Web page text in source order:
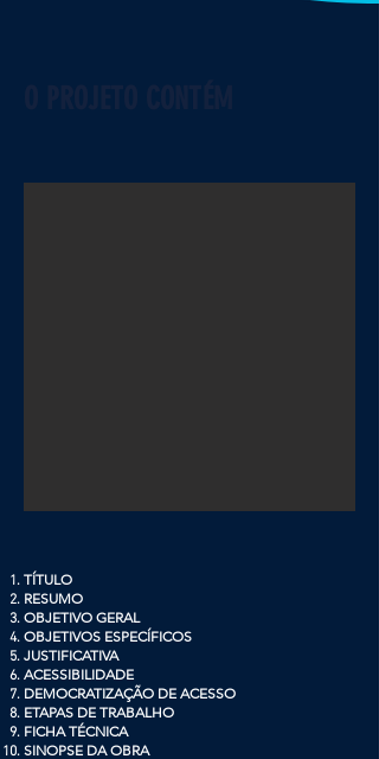
TÍTULO
RESUMO
OBJETIVO GERAL
OBJETIVOS ESPECÍFICOS
JUSTIFICATIVA
ACESSIBILIDADE
DEMOCRATIZAÇÃO DE ACESSO
ETAPAS DE TRABALHO
FICHA TÉCNICA
SINOPSE DA OBRA